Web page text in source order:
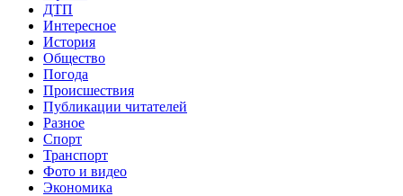
ДТП
Интересное
История
Общество
Погода
Происшествия
Публикации читателей
Разное
Спорт
Транспорт
Фото и видео
Экономика